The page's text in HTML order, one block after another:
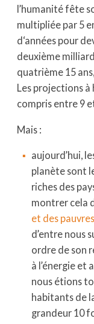
l’humanité fête
multipliée par 5
d‘années pour
deuxième
quatrième 15
Les projections
compris entre 9
Mais :
aujourd’hui,
planète sont
riches des
montrer cela
et des
d’entre nous
ordre de son
à l’énergie et
nous étions
habitants de
grandeur 10